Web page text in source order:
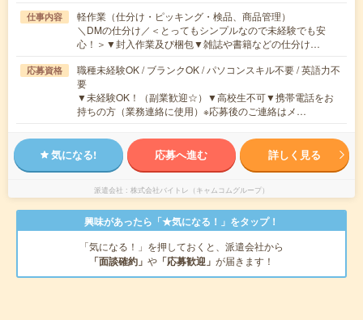
仕事内容
軽作業（仕分け・ピッキング・検品、商品管理）
＼DMの仕分け／＜とってもシンプルなので未経験でも安
心！＞▼封入作業及び梱包▼雑誌や書籍などの仕分け…
応募資格
職種未経験OK / ブランクOK / パソコンスキル不要 / 英語力不
要
▼未経験OK！（副業歓迎☆）▼高校生不可▼携帯電話をお
持ちの方（業務連絡に使用）※応募後のご連絡はメ…
気になる! 応募へ進む 詳しく見る
派遣会社 株式会社バイトレ（キャムコムグループ）
興味があったら「★気になる！」をタップ！
「気になる！」を押しておくと、派遣会社から
「面談確約」 や 「応募歓迎」 が届きます！